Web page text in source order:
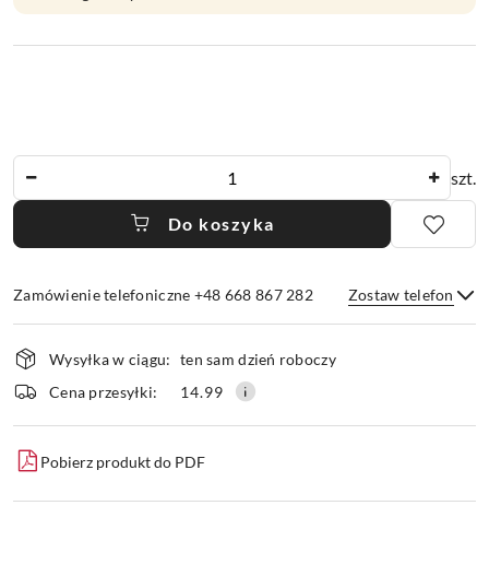
szt.
Do koszyka
Zamówienie telefoniczne +48 668 867 282 Zostaw telefon
Wyślij
Dostępność
i
dostawa
Wysyłka w ciągu: ten sam dzień roboczy
Cena przesyłki:
14.99
Pobierz produkt do PDF